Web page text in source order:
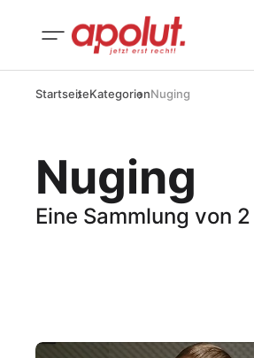
StartseiteKategorienNuging
Nuging
Eine Sammlung von